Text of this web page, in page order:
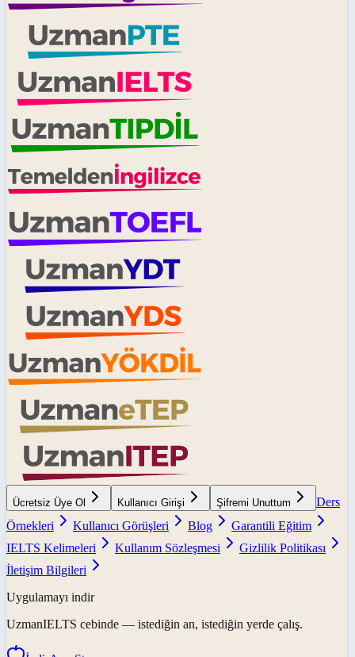
Ücretsiz Üye Ol Kullanıcı Girişi Şifremi Unuttum
Ders
Örnekleri
Kullanıcı Görüşleri Blog
Garantili Eğitim
IELTS Kelimeleri
Kullanım Sözleşmesi
Gizlilik Politikası
İletişim Bilgileri
Uygulamayı indir
UzmanIELTS cebinde — istediğin an, istediğin yerde çalış.